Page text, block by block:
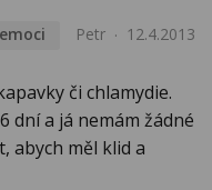
Petr 12.4.2013
či chlamydie.
dní a já nemám žádné
abych měl klid a